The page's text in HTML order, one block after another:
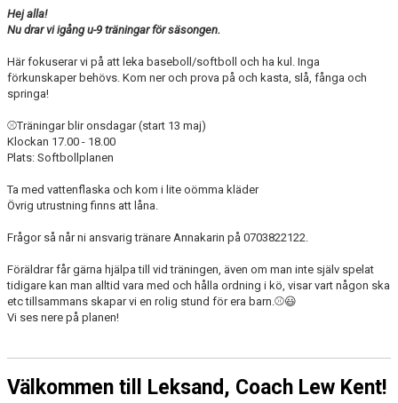
Hej alla!
Nu drar vi igång u-9 träningar för säsongen.
Här fokuserar vi på att leka baseboll/softboll och ha kul. Inga
förkunskaper behövs. Kom ner och prova på och kasta, slå, fånga och
springa!
⚾️Träningar blir onsdagar (start 13 maj)
Klockan 17.00 - 18.00
Plats: Softbollplanen
Ta med vattenflaska och kom i lite oömma kläder
Övrig utrustning finns att låna.
Frågor så når ni ansvarig tränare Annakarin på 0703822122.
Föräldrar får gärna hjälpa till vid träningen, även om man inte själv spelat
tidigare kan man alltid vara med och hålla ordning i kö, visar vart någon ska
etc tillsammans skapar vi en rolig stund för era barn.⚾️😃
Vi ses nere på planen!
Välkommen till Leksand, Coach Lew Kent!